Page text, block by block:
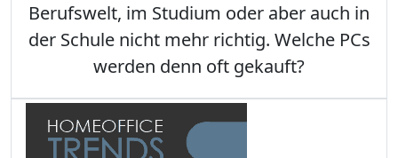
Berufswelt, im Studium oder aber auch in
der Schule nicht mehr richtig. Welche PCs
werden denn oft gekauft?